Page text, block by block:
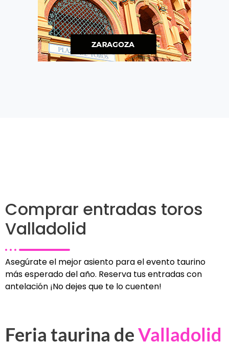
Comprar entradas toros
Valladolid
Asegúrate el mejor asiento para el evento taurino
más esperado del año. Reserva tus entradas con
antelación ¡No dejes que te lo cuenten!
Feria taurina deValladolid